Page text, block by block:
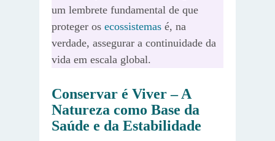
um lembrete fundamental de que
proteger os ecossistemas é, na
verdade, assegurar a continuidade da
vida em escala global.
Conservar é Viver – A
Natureza como Base da
Saúde e da Estabilidade